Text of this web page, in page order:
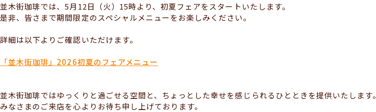
並木街珈琲では、5月12日（火）15時より、初夏フェアをスタートいたします。
是非、皆さまで期間限定のスペシャルメニューをお楽しみください。
詳細は以下よりご確認いただけます。
「並木街珈琲」2026初夏のフェアメニュー
並木街珈琲ではゆっくりと過ごせる空間と、ちょっとした幸せを感じられるひとときを提供いたします。
みなさまのご来店を心よりお待ち申し上げております。